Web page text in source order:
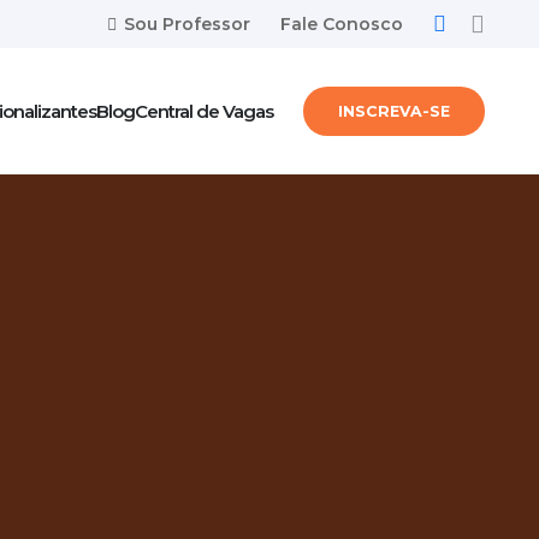
Sou Professor Fale Conosco
BlogCentral de Vagas INSCREVA-SE